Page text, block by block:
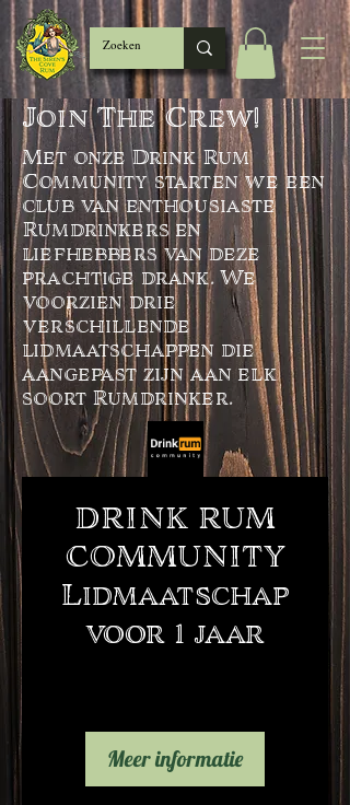
Join The Crew!
Met onze Drink Rum
Community starten we een
club van enthousiaste
Rumdrinkers en
liefhebbers van deze
prachtige drank. We
voorzien drie
verschillende
lidmaatschappen die
aangepast zijn aan elk
soort Rumdrinker.
DRINK RUM
COMMUNITY
Lidmaatschap
voor 1 jaar
Meer informatie